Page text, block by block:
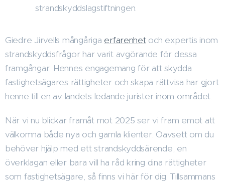
strandskyddslagstiftningen.
Giedre Jirvells mångåriga erfarenhetoch expertis inom
strandskyddsfrågor har varit avgörande för dessa
framgångar. Hennes engagemang för att skydda
fastighetsägares rättigheter och skapa rättvisa har gjort
henne till en av landets ledande jurister inom området.
När vi nu blickar framåt mot 2025 ser vi fram emot att
välkomna både nya och gamla klienter. Oavsett om du
behöver hjälp med ett strandskyddsärende, en
överklagan eller bara vill ha råd kring dina rättigheter
som fastighetsägare, så finns vi här för dig. Tillsammans